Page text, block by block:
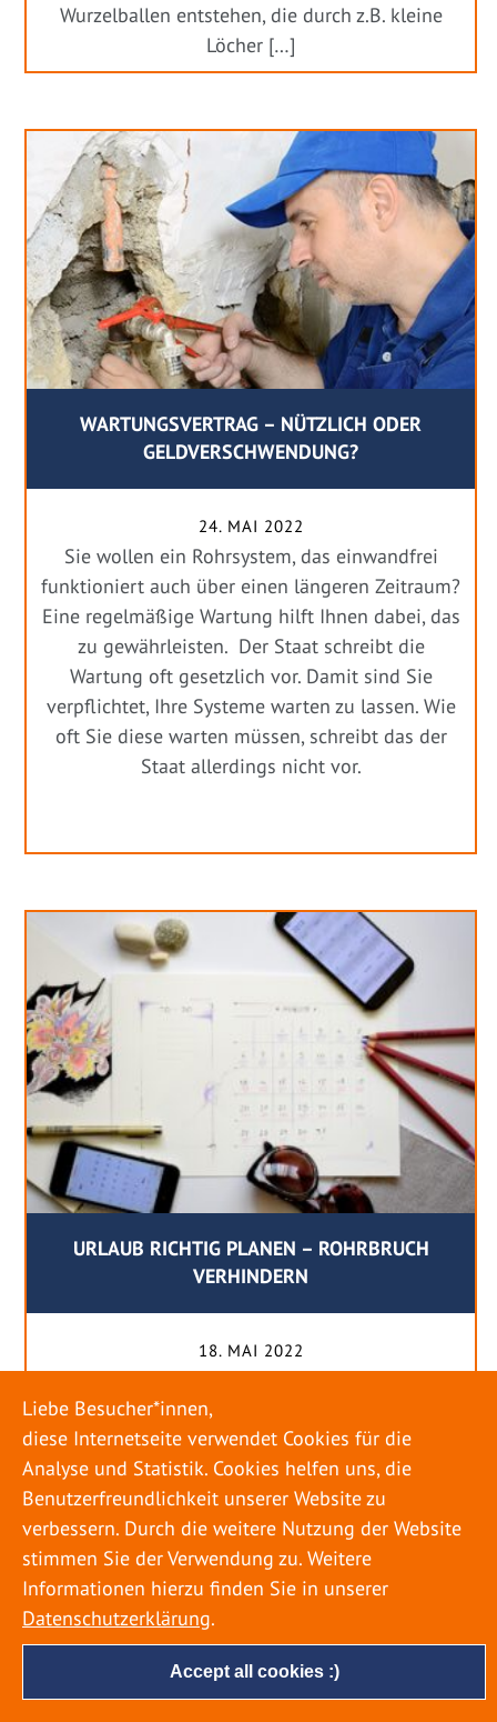
Wurzelballen entstehen, die durch z.B. kleine
Löcher […]
WARTUNGSVERTRAG – NÜTZLICH ODER
GELDVERSCHWENDUNG?
24. MAI 2022
Sie wollen ein Rohrsystem, das einwandfrei
funktioniert auch über einen längeren Zeitraum?
Eine regelmäßige Wartung hilft Ihnen dabei, das
zu gewährleisten. Der Staat schreibt die
Wartung oft gesetzlich vor. Damit sind Sie
verpflichtet, Ihre Systeme warten zu lassen. Wie
oft Sie diese warten müssen, schreibt das der
Staat allerdings nicht vor.
URLAUB RICHTIG PLANEN – ROHRBRUCH
VERHINDERN
18. MAI 2022
genießen ihren Urlaub. Dabei zieht es die Einen
weiter weg, die Anderen bleiben dann doch
lieber in der Heimat. Wenn Sie für eine längere
Zeit wegfahren möchten, gibt es einige Dinge zu
beachten, damit nicht anschließend eine böse
Überraschung auf Sie wartet. Um einen
möglichst entspannten Urlaub zu […]
Accept all cookies :)
Liebe Besucher*innen,
diese Internetseite verwendet Cookies für die
Analyse und Statistik. Cookies helfen uns, die
Benutzerfreundlichkeit unserer Website zu
verbessern. Durch die weitere Nutzung der Website
stimmen Sie der Verwendung zu. Weitere
Informationen hierzu finden Sie in unserer
Datenschutzerklärung.